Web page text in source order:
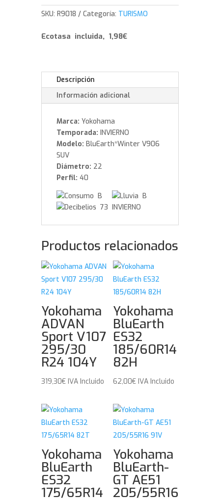
275/40/22
107
cantidad
SKU:R9018 Categoría: TURISMO
Ecotasa incluida, 1,98€
Descripción
Información adicional
Marca: Yokohama
Temporada: INVIERNO
Modelo: BluEarth*Winter V906
SUV
Diámetro: 22
Perfil: 40
B
B
73 INVIERNO
Productos relacionados
Yokohama
ADVAN
Sport V107
295/30
R24 104Y
319,30€ IVA Incluido
Yokohama
BluEarth
ES32
185/60R14
82H
62,00€ IVA Incluido
Yokohama
BluEarth
ES32
175/65R14
Yokohama
BluEarth-
GT AE51
205/55R16